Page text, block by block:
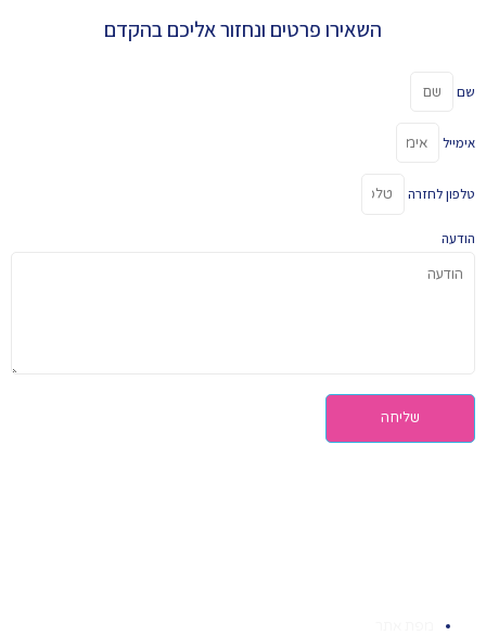
השאירו פרטים ונחזור אליכם בהקדם
שם
אימייל
טלפון לחזרה
הודעה
שליחה